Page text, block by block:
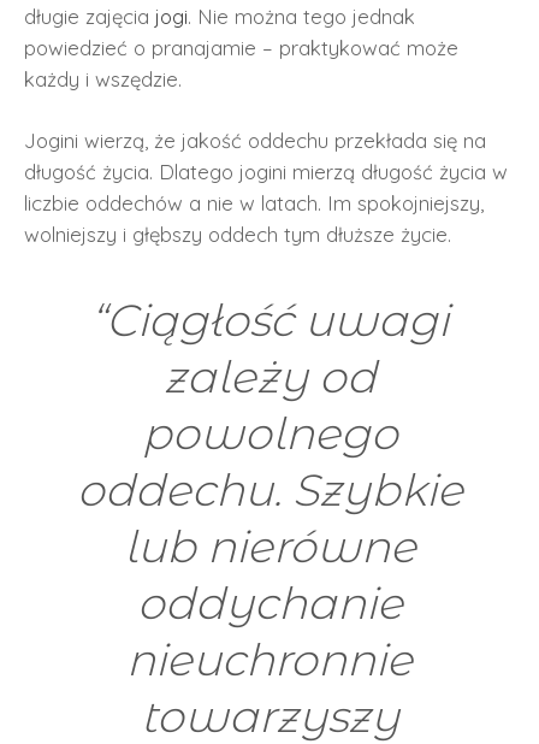
długie zajęcia jogi. Nie można tego jednak
powiedzieć o pranajamie – praktykować może
każdy i wszędzie.
Jogini wierzą, że jakość oddechu przekłada się na
długość życia. Dlatego jogini mierzą długość życia w
liczbie oddechów a nie w latach. Im spokojniejszy,
wolniejszy i głębszy oddech tym dłuższe życie.
“Ciągłość uwagi
zależy od
powolnego
oddechu. Szybkie
lub nierówne
oddychanie
nieuchronnie
towarzyszy